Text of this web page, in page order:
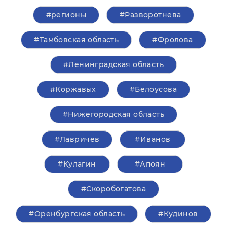
#регионы #Разворотнева
#Тамбовская область #Фролова
#Ленинградская область
#Коржавых #Белоусова
#Нижегородская область
#Лавричев #Иванов
#Кулагин #Апоян
#Скоробогатова
#Оренбургская область #Кудинов